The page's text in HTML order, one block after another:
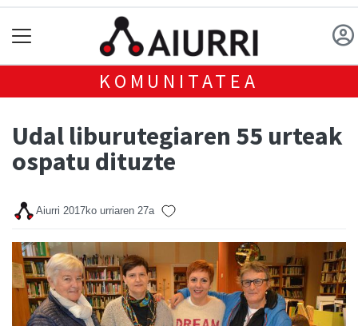
KOMUNITATEA
Udal liburutegiaren 55 urteak
ospatu dituzte
Aiurri 2017ko urriaren 27a